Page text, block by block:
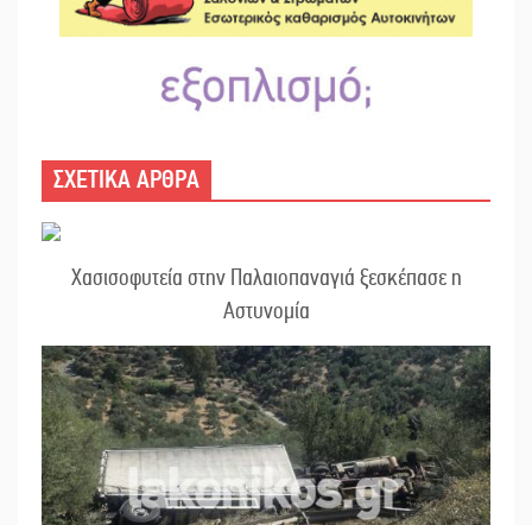
ΣΧΕΤΙΚΑ ΑΡΘΡΑ
Χασισοφυτεία στην Παλαιοπαναγιά ξεσκέπασε η
Αστυνομία